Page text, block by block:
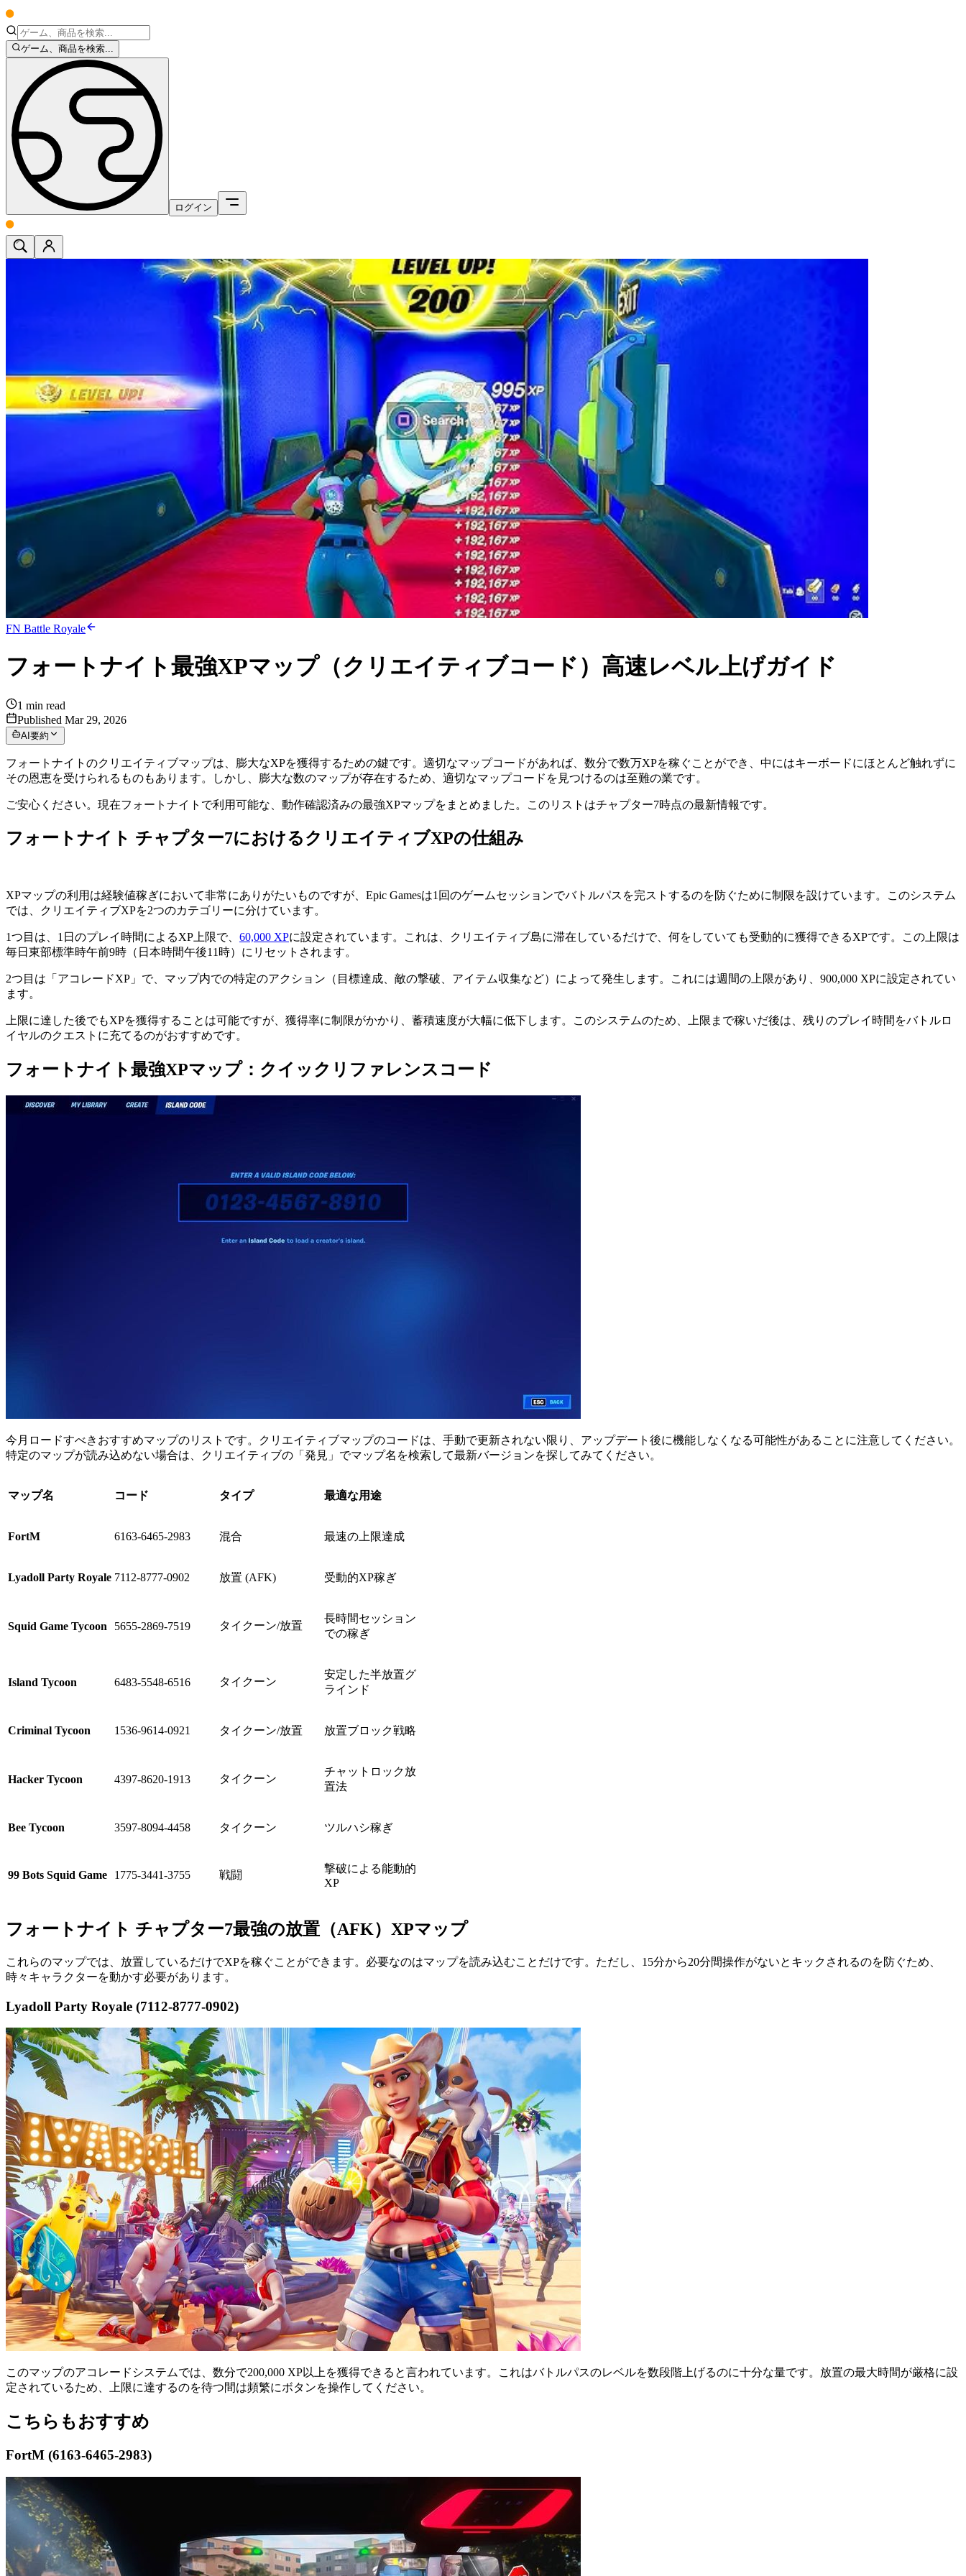
ゲーム、商品を検索...
ログイン
FN Battle Royale
フォートナイト最強XPマップ（クリエイティブコード）高速レベル上げガイド
1 min read
Published Mar 29, 2026
AI要約
フォートナイトのクリエイティブマップは、膨大なXPを獲得するための鍵です。適切なマップコードがあれば、数分で数万XPを稼ぐことができ、中にはキーボードにほとんど触れずに
その恩恵を受けられるものもあります。しかし、膨大な数のマップが存在するため、適切なマップコードを見つけるのは至難の業です。
ご安心ください。現在フォートナイトで利用可能な、動作確認済みの最強XPマップをまとめました。このリストはチャプター7時点の最新情報です。
フォートナイト チャプター7におけるクリエイティブXPの仕組み
XPマップの利用は経験値稼ぎにおいて非常にありがたいものですが、Epic Gamesは1回のゲームセッションでバトルパスを完ストするのを防ぐために制限を設けています。このシステム
では、クリエイティブXPを2つのカテゴリーに分けています。
1つ目は、1日のプレイ時間によるXP上限で、 60,000 XPに設定されています。これは、クリエイティブ島に滞在しているだけで、何をしていても受動的に獲得できるXPです。この上限は
毎日東部標準時午前9時（日本時間午後11時）にリセットされます。
2つ目は「アコレードXP」で、マップ内での特定のアクション（目標達成、敵の撃破、アイテム収集など）によって発生します。これには週間の上限があり、900,000 XPに設定されてい
ます。
上限に達した後でもXPを獲得することは可能ですが、獲得率に制限がかかり、蓄積速度が大幅に低下します。このシステムのため、上限まで稼いだ後は、残りのプレイ時間をバトルロ
イヤルのクエストに充てるのがおすすめです。
フォートナイト最強XPマップ：クイックリファレンスコード
今月ロードすべきおすすめマップのリストです。クリエイティブマップのコードは、手動で更新されない限り、アップデート後に機能しなくなる可能性があることに注意してください。
特定のマップが読み込めない場合は、クリエイティブの「発見」でマップ名を検索して最新バージョンを探してみてください。
マップ名 コード タイプ 最適な用途
FortM 6163-6465-2983 混合 最速の上限達成
Lyadoll Party Royale 7112-8777-0902 放置 (AFK) 受動的XP稼ぎ
Squid Game Tycoon 5655-2869-7519 タイクーン/放置
長時間セッション
での稼ぎ
Island Tycoon 6483-5548-6516 タイクーン
安定した半放置グ
ラインド
Criminal Tycoon 1536-9614-0921 タイクーン/放置 放置ブロック戦略
Hacker Tycoon 4397-8620-1913 タイクーン
チャットロック放
置法
Bee Tycoon 3597-8094-4458 タイクーン ツルハシ稼ぎ
99 Bots Squid Game 1775-3441-3755 戦闘
撃破による能動的
XP
フォートナイト チャプター7最強の放置（AFK）XPマップ
これらのマップでは、放置しているだけでXPを稼ぐことができます。必要なのはマップを読み込むことだけです。ただし、15分から20分間操作がないとキックされるのを防ぐため、
時々キャラクターを動かす必要があります。
Lyadoll Party Royale (7112-8777-0902)
このマップのアコレードシステムでは、数分で200,000 XP以上を獲得できると言われています。これはバトルパスのレベルを数段階上げるのに十分な量です。放置の最大時間が厳格に設
定されているため、上限に達するのを待つ間は頻繁にボタンを操作してください。
こちらもおすすめ
FortM (6163-6465-2983)